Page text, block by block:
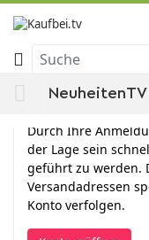
Suche
Neuheiten
Anmelden
Konto eröffnen
Durch Ihre
der Lage sein
geführt zu werden.
Versandadressen
Konto verfolgen.